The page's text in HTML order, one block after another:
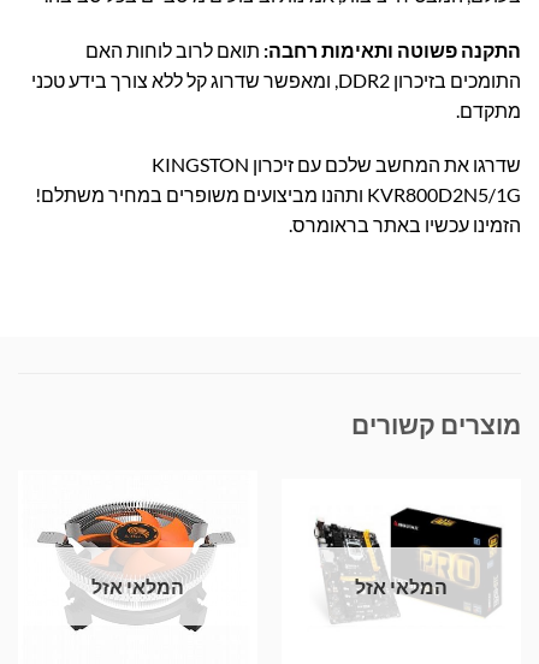
התקנה פשוטה ותאימות רחבה: תואם לרוב לוחות האם
התומכים בזיכרון DDR2, ומאפשר שדרוג קל ללא צורך בידע טכני
מתקדם.
שדרגו את המחשב שלכם עם זיכרון KINGSTON
KVR800D2N5/1G ותהנו מביצועים משופרים במחיר משתלם!
הזמינו עכשיו באתר בראומרס.
מוצרים קשורים
המלאי אזל המלאי אזל